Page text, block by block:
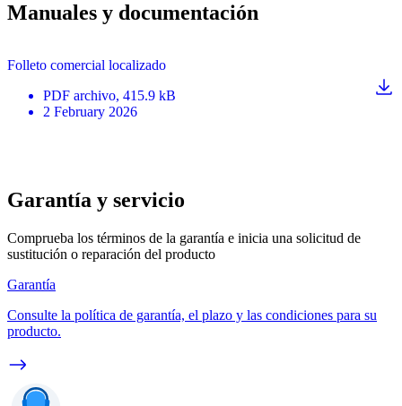
Manuales y documentación
Folleto comercial localizado
PDF archivo, 415.9 kB
2 February 2026
Garantía y servicio
Comprueba los términos de la garantía e inicia una solicitud de
sustitución o reparación del producto
Garantía
Consulte la política de garantía, el plazo y las condiciones para su
producto.